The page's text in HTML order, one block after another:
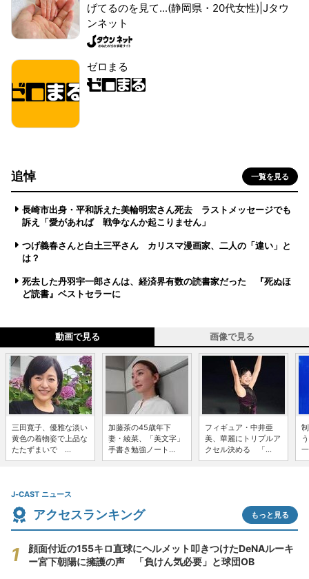
げてるのを見て...(静岡県・20代女性)|Jタウ
ンネット
ゼロまる
追悼 一覧を見る
長崎市出身・平和訴えた美輪明宏さん死去 ラストメッセージでも
訴え「愛があれば 戦争なんか起こりません」
つげ義春さんと白土三平さん カリスマ漫画家、二人の「違い」と
は？
死去した丹羽宇一郎さんは、経済界有数の読書家だった 『死ぬほ
ど読書』ベストセラーに
動画で見る 画像で見る
三田寛子、優雅な淡い
黄色の着物姿で上品な
たたずまいで ...
加藤茶の45歳年下
妻・綾菜、「美文字」
手書き勉強ノート...
フィギュア・中井亜
美、華麗にトリプルア
クセル決める 「...
J-CAST ニュース
アクセスランキング もっと見る
顔面付近の155キロ直球にヘルメット叩きつけたDeNAルーキ
ー宮下朝陽に擁護の声 「負けん気必要」と球団OB